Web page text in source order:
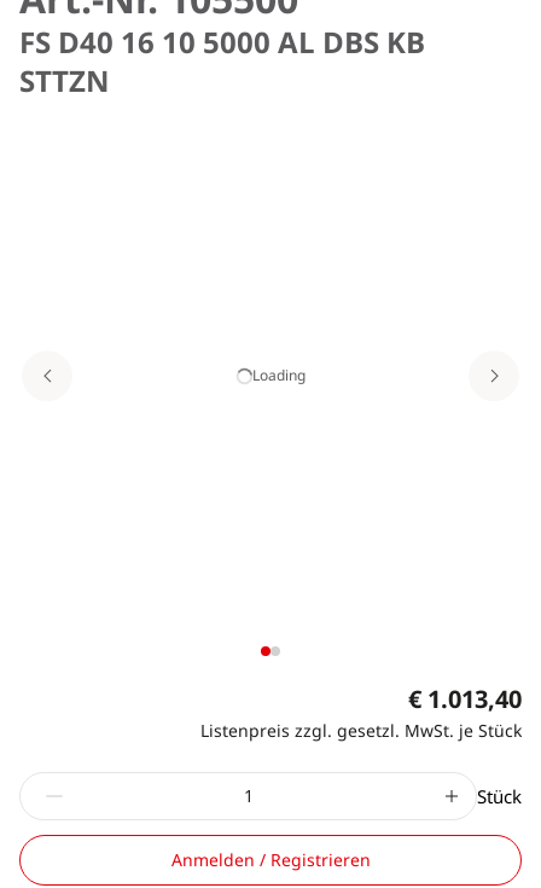
FS D40 16 10 5000 AL DBS KB
STTZN
Loading
€ 1.013,40
Listenpreis zzgl. gesetzl. MwSt. je Stück
Stück
Anmelden / Registrieren